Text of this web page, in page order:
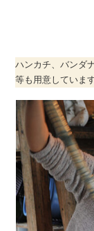
ハンカチ、バンダ
等も用意しています